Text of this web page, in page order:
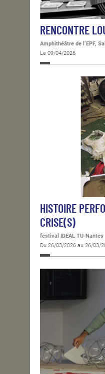
RENCONTRE
Amphithéâtre de l’EPF,
Le 09/04/2026
HISTOIRE
CRISE(S)
festival IDEAL TU-Nantes
Du 26/03/2026 au 26/03/